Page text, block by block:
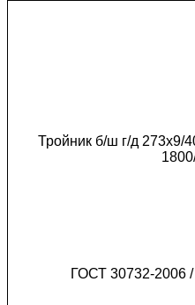
Тройник б/ш г/д
ГОСТ 30732-2006